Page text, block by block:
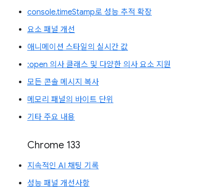
console.timeStamp로 성능 추적 확장
요소 패널 개선
애니메이션 스타일의 실시간 값
:open 의사 클래스 및 다양한 의사 요소 지원
모든 콘솔 메시지 복사
메모리 패널의 바이트 단위
기타 주요 내용
Chrome 133
지속적인 AI 채팅 기록
성능 패널 개선사항